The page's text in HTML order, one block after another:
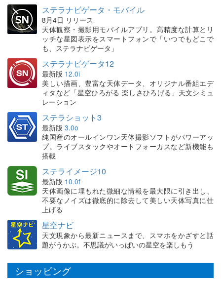
ステラナビゲータ・モバイル
8月4日 リリース
天体観察・撮影用モバイルアプリ。高精度な計算とリ
ッチな星図表示をスマートフォンで「いつでもどこで
も、ステラナビゲータ」
ステラナビゲータ12
最新版 12.0i
美しい描画、豊富な天体データ、オリジナル番組エデ
ィタなど「星空ひろがる 楽しさひろげる」天文シミュ
レーション
ステラショット3
最新版 3.0o
純国産のオールインワン天体撮影ソフトがパワーアッ
プ。ライブスタックやオートフォーカスなど新機能も
搭載
ステライメージ10
最新版 10.0f
天体画像に埋もれた微細な情報を最大限に引き出し、
不要なノイズは徹底的に除去して美しい天体写真に仕
上げる
星空ナビ
天文現象から最新ニュースまで、スマホをかざすと話
題がうかぶ。不思議がいっぱいの星空を楽しもう
ショッピング